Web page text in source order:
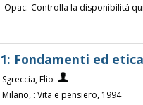
Opac: Controlla la disponibilità
1: Fondamenti ed
Sgreccia, Elio
Milano, : Vita e pensiero, 1994